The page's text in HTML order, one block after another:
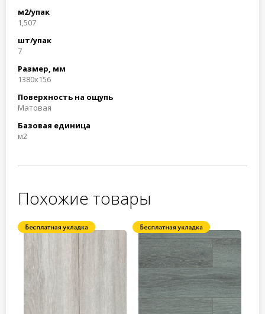
м2/упак
1,507
шт/упак
7
Размер, мм
1380x156
Поверхность на ощупь
Матовая
Базовая единица
м2
Похожие товары